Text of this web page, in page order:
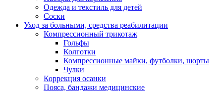
Одежда и текстиль для детей
Соски
Уход за больными, средства реабилитации
Компрессионный трикотаж
Гольфы
Колготки
Компрессионные майки, футболки, шорты
Чулки
Коррекция осанки
Пояса, бандажи медицинские